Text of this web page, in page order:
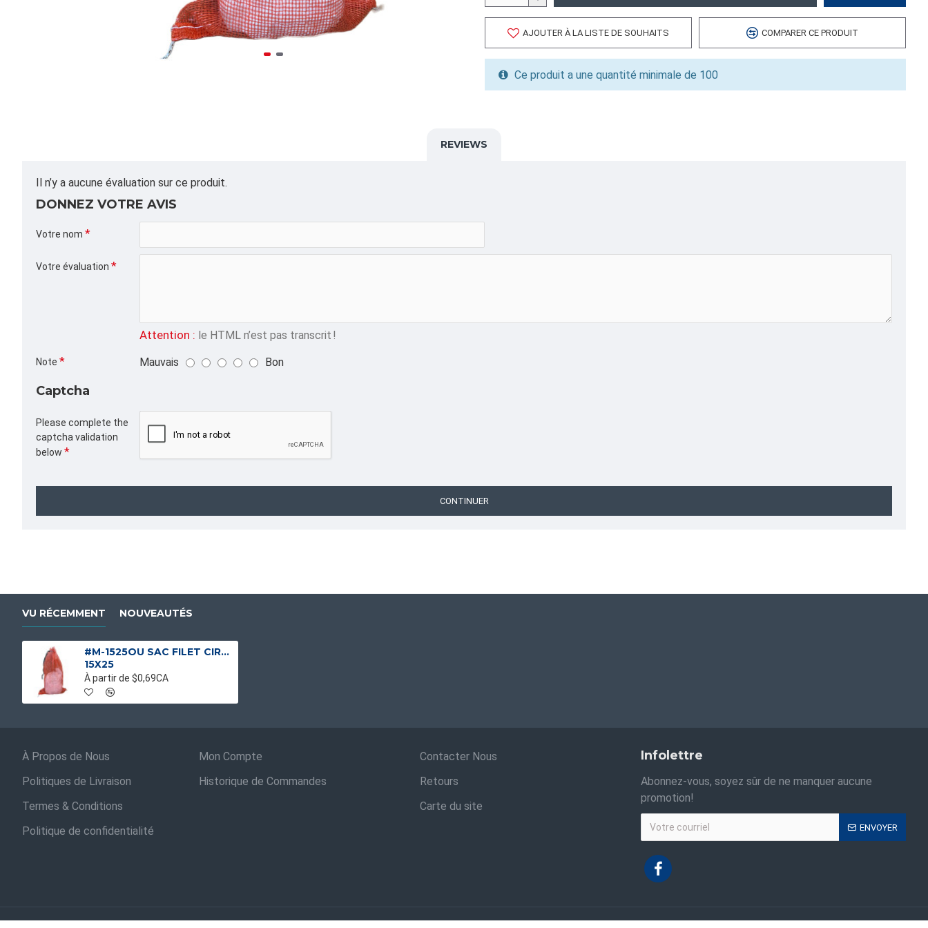
FORMAT DE PALETTE
Quantité par palette: 12000.00
Dimension/pallet:
CATÉGORIE
AJOUTER À LA LISTE DE SOUHAITS COMPARER CE PRODUIT
Ce produit a une quantité minimale de 100
REVIEWS
Il n’y a aucune évaluation sur ce produit.
DONNEZ VOTRE AVIS
Votre nom
Votre évaluation
Attention : le HTML n’est pas transcrit !
Note Mauvais Bon
Captcha
Please complete the
captcha validation
below
CONTINUER
VU RÉCEMMENT NOUVEAUTÉS
#M-1525OU SAC FILET CIRCULAIRE ORANGE
15X25
À partir de $0,69CA
À Propos de Nous
Politiques de Livraison
Termes & Conditions
Politique de confidentialité
Mon Compte
Historique de Commandes
Contacter Nous
Retours
Carte du site
Infolettre
Abonnez-vous, soyez sûr de ne manquer aucune
promotion!
ENVOYER